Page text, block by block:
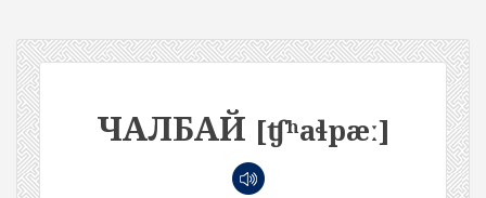
ЧАЛБАЙ [ʧʰaɬpæː]